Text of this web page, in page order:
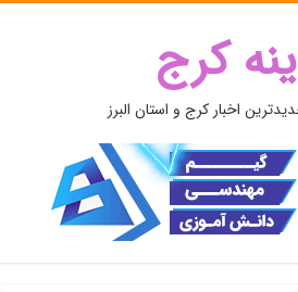
کرج
اخبار کرج و استان البرز